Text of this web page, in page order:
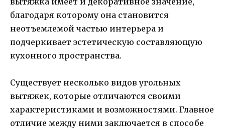
благодаря которому она становится
неотъемлемой частью интерьера и
подчеркивает эстетическую составляющую
кухонного пространства.
Существует несколько видов угольных
вытяжек, которые отличаются своими
характеристиками и возможностями. Главное
отличие между ними заключается в способе